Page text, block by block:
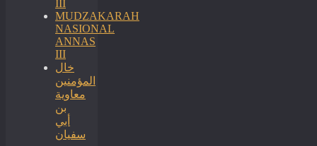
III
MUDZAKARAH
NASIONAL
ANNAS
III
خال
المؤمنين
معاوية
بن
أبي
سفيان